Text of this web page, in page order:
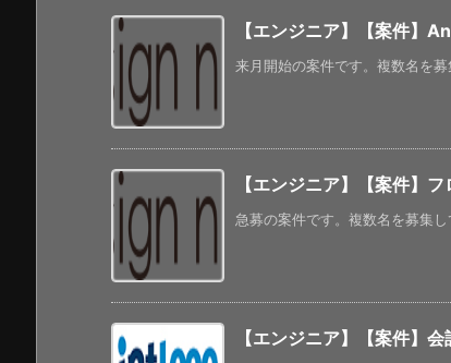
【エンジニア】【案件】
来月開始の案件です。複数名を
【エンジニア】【案件】
急募の案件です。複数名を募集
【エンジニア】【案件】